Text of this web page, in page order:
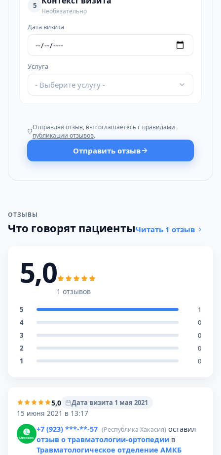
5
Необязательно
Дата визита
Услуга
- Выберите услугу -
Отправляя отзыв, вы соглашаетесь с правилами
публикации отзывов.
Отправить отзыв
ОТЗЫВЫ
Что говорят пациентыЧитать 1 отзыв
5,0
1 отзывов
5
1
4
0
3
0
2
0
1
0
5,0
Дата визита 1 мая 2021
15 июня 2021 в 13:17
+7 (923) ***-**-57 (Республика Хакасия) оставил
отзыв о травматологии-ортопедии в
Травматологическое отделение АМКБ